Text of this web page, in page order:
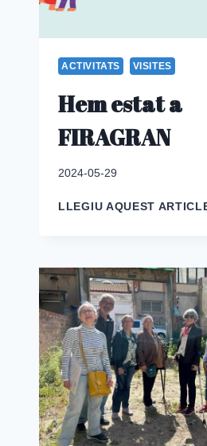
ACTIVITATS VISITES
Hem estat a
FIRAGRAN
2024-05-29
LLEGIU AQUEST